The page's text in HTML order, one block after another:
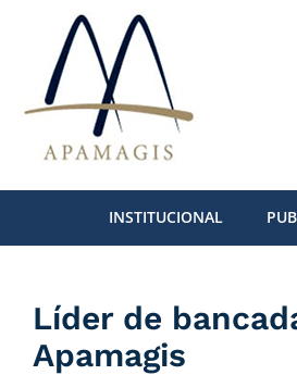
conteúdo
INSTITUCIONAL
Líder de
Apamagis